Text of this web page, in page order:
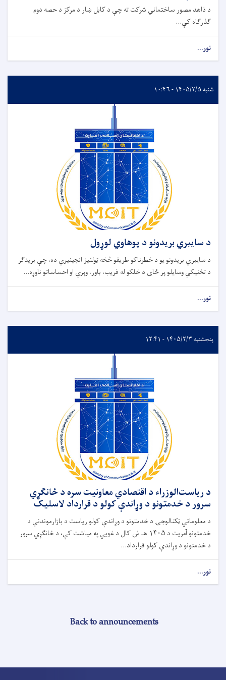
د ذاهد مصور ساختماني شرکت ته چې د کابل ښار د مرکز د حصه دوم
ګذرګاه کې...
نور...
شنبه ۱۴۰۵/۲/۵ - ۱۰:۴۶
د سایبري بریدونو د پوهاوي لوړول
د سایبري بریدونو یو د خطرناکو طریقو څخه ټولنیز انجینیري ده، چې بریدګر
د تخنیکي وسایلو پر ځای د خلکو له فریب، باور، وېرې او احساساتو ناوړه...
نور...
پنجشنبه ۱۴۰۵/۲/۳ - ۱۲:۴۱
د ریاست‌الوزراء د اقتصادي معاونیت سره د ځانګړي
سرور د خدمتونو د وړاندې کولو د قرارداد لاسلیک
د معلوماتي ټکنالوجۍ د خدمتونو د وړاندې کولو ریاست د بازارموندنې د
خدمتونو آمریت د ۱۴۰۵ هـ ش کال د غویي په میاشت کې، د ځانګړي سرور
د خدمتونو د وړاندې کولو قرارداد...
نور...
Back to announcements